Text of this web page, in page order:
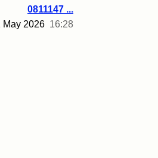
0811147 ...
May 2026 16:28